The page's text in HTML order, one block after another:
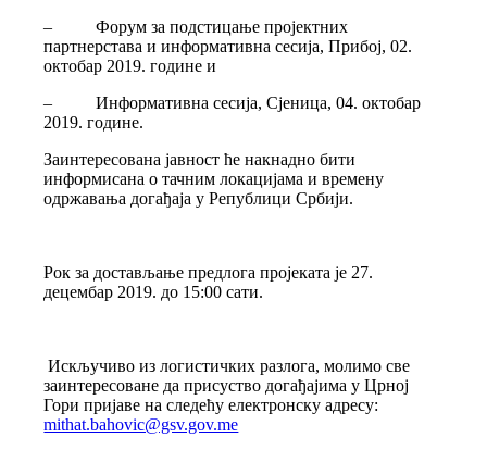
– Форум за подстицање пројектних
партнерстава и информативна сесија, Прибој, 02.
октобар 2019. године и
– Информативна сесија, Сјеница, 04. октобар
2019. године.
Заинтересована јавност ће накнадно бити
информисана о тачним локацијама и времену
одржавања догађаја у Републици Србији.
Рок за достављање предлога пројеката је 27.
децембар 2019. до 15:00 сати.
Искључиво из логистичких разлога, молимо све
заинтересоване да присуство догађајима у Црној
Гори пријаве на следећу електронску адресу:
mithat.bahovic@gsv.gov.me